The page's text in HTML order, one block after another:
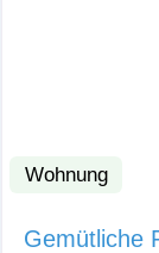
Wohnung
Gemütliche